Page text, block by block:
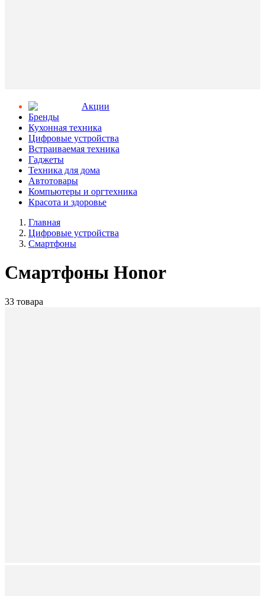
Aкции
Бренды
Кухонная техника
Цифровые устройства
Встраиваемая техника
Гаджеты
Техника для дома
Автотовары
Компьютеры и оргтехника
Красота и здоровье
Главная
Цифровые устройства
Смартфоны
Смартфоны Honor
33 товара